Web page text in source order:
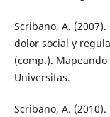
Scribano, A.
dolor social y
(comp.).
Universitas.
Scribano, A.